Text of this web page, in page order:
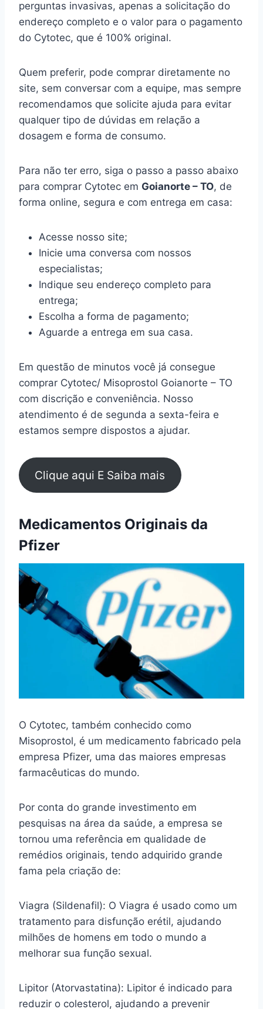
perguntas invasivas, apenas a solicitação do
endereço completo e o valor para o pagamento
do Cytotec, que é 100% original.
Quem preferir, pode comprar diretamente no
site, sem conversar com a equipe, mas sempre
recomendamos que solicite ajuda para evitar
qualquer tipo de dúvidas em relação a
dosagem e forma de consumo.
Para não ter erro, siga o passo a passo abaixo
para comprar Cytotec em Goianorte – TO, de
forma online, segura e com entrega em casa:
Acesse nosso site;
Inicie uma conversa com nossos
especialistas;
Indique seu endereço completo para
entrega;
Escolha a forma de pagamento;
Aguarde a entrega em sua casa.
Em questão de minutos você já consegue
comprar Cytotec/ Misoprostol Goianorte – TO
com discrição e conveniência. Nosso
atendimento é de segunda a sexta-feira e
estamos sempre dispostos a ajudar.
Clique aqui E Saiba mais
Medicamentos Originais da
Pfizer
O Cytotec, também conhecido como
Misoprostol, é um medicamento fabricado pela
empresa Pfizer, uma das maiores empresas
farmacêuticas do mundo.
Por conta do grande investimento em
pesquisas na área da saúde, a empresa se
tornou uma referência em qualidade de
remédios originais, tendo adquirido grande
fama pela criação de:
Viagra (Sildenafil): O Viagra é usado como um
tratamento para disfunção erétil, ajudando
milhões de homens em todo o mundo a
melhorar sua função sexual.
Lipitor (Atorvastatina): Lipitor é indicado para
reduzir o colesterol, ajudando a prevenir